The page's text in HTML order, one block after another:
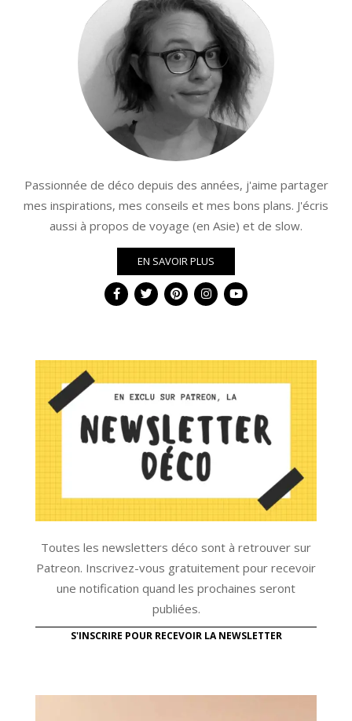
Passionnée de déco depuis des années, j'aime partager
mes inspirations, mes conseils et mes bons plans. J'écris
aussi à propos de voyage (en Asie) et de slow.
EN SAVOIR PLUS
Toutes les newsletters déco sont à retrouver sur
Patreon. Inscrivez-vous gratuitement pour recevoir
une notification quand les prochaines seront
publiées.
S'INSCRIRE POUR RECEVOIR LA NEWSLETTER